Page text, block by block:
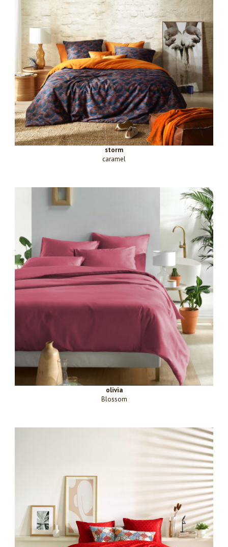
storm
caramel
olivia
Blossom